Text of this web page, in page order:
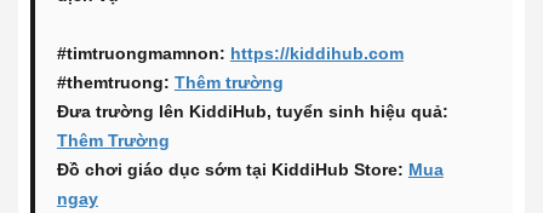
#timtruongmamnon: https://kiddihub.com
#themtruong: Thêm trường
Đưa trường lên KiddiHub, tuyển sinh hiệu quả:
Thêm Trường
Đồ chơi giáo dục sớm tại KiddiHub Store: Mua
ngay